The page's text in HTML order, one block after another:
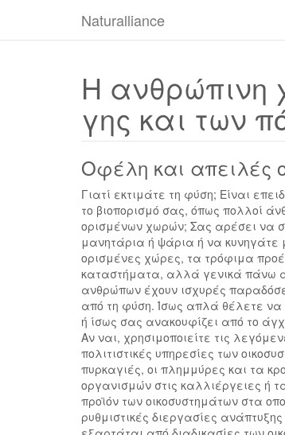
Naturalliance
Η ανθρώπινη
γης και των
Οφέλη και απειλές
Γιατί εκτιμάτε τη φύση; Είναι
το βιοπορισμό σας, όπως πολλοί
ορισμένων χωρών; Σας αρέσει να
μανητάρια ή ψάρια ή να κυνηγάτε
ορισμένες χώρες, τα τρόφιμα
καταστήματα, αλλά γενικά πάνω
ανθρώπων έχουν ισχυρές
από τη φύση. Ίσως απλά θέλετε
ή ίσως σας ανακουφίζει από το
Αν ναι, χρησιμοποιείτε τις
πολιτιστικές υπηρεσίες των
πυρκαγιές, οι πλημμύρες και τα
οργανισμών στις καλλιέργειες ή
προϊόν των οικοσυστημάτων στα
ρυθμιστικές διεργασίες